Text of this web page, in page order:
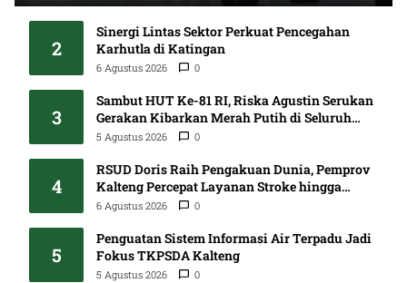
2
Sinergi Lintas Sektor Perkuat Pencegahan
Karhutla di Katingan
6 Agustus 2026 0
3
Sambut HUT Ke-81 RI, Riska Agustin Serukan
Gerakan Kibarkan Merah Putih di Seluruh
Kalteng
5 Agustus 2026 0
4
RSUD Doris Raih Pengakuan Dunia, Pemprov
Kalteng Percepat Layanan Stroke hingga
Pelosok
6 Agustus 2026 0
5
Penguatan Sistem Informasi Air Terpadu Jadi
Fokus TKPSDA Kalteng
5 Agustus 2026 0